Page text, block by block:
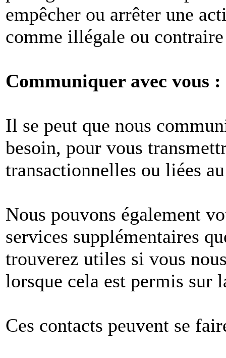
empêcher ou arrêter une
comme illégale ou
Communiquer avec vous :
Il se peut que nous
besoin, pour vous
transactionnelles ou liées
Nous pouvons également
services supplémentaires
trouverez utiles si vous
lorsque cela est permis sur
Ces contacts peuvent se